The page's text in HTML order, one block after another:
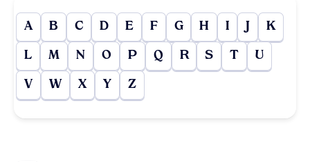
A B C D E F G H I J K
L M N O P Q R S T U
V W X Y Z